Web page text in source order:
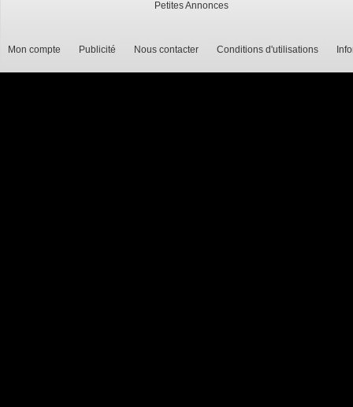
Petites Annonces
Mon compte Publicité Nous contacter Conditions d'utilisations